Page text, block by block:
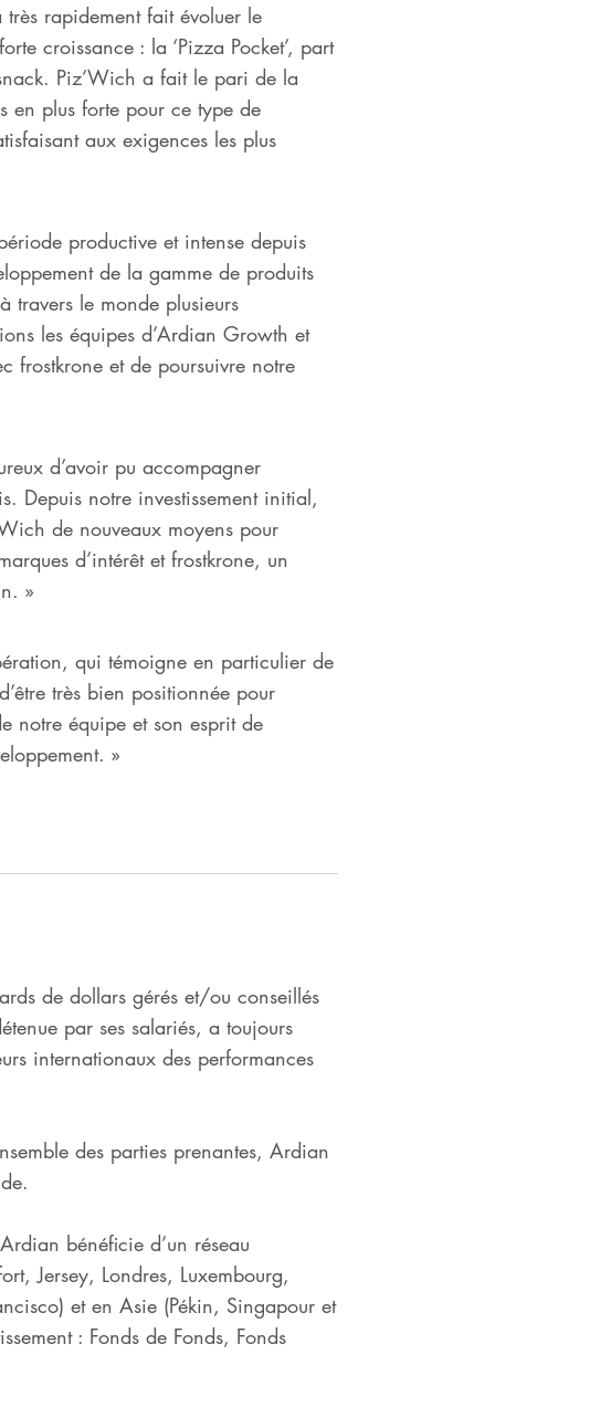
rapidement fait évoluer le
croissance : la ‘Pizza Pocket’, part
Piz’Wich a fait le pari de la
en plus forte pour ce type de
aux exigences les plus
productive et intense depuis
de la gamme de produits
travers le monde plusieurs
les équipes d’Ardian Growth et
frostkrone et de poursuivre notre
d’avoir pu accompagner
Depuis notre investissement initial,
de nouveaux moyens pour
d’intérêt et frostkrone, un
»
qui témoigne en particulier de
très bien positionnée pour
notre équipe et son esprit de
»
de dollars gérés et/ou conseillés
par ses salariés, a toujours
internationaux des performances
des parties prenantes, Ardian
bénéficie d’un réseau
Jersey, Londres, Luxembourg,
et en Asie (Pékin, Singapour et
: Fonds de Fonds, Fonds